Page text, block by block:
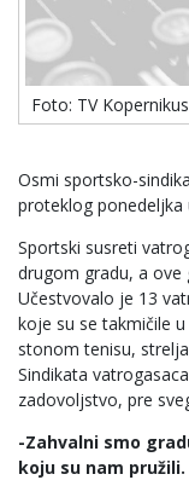
Foto: TV Kopernikus
Osmi sportsko-
proteklog ponedeljka
Sportski susreti
drugom gradu, a ove
Učestvovalo je 13
koje su se takmičile
stonom tenisu,
Sindikata
zadovoljstvo, pre
-Zahvalni smo
koju su nam